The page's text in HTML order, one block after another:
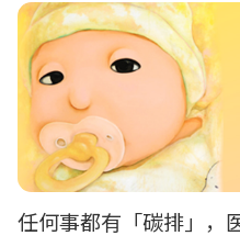
任何事都有「碳排」，